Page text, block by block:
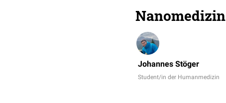
Nanomedizin
Johannes Stöger
Student/in der Humanmedizin